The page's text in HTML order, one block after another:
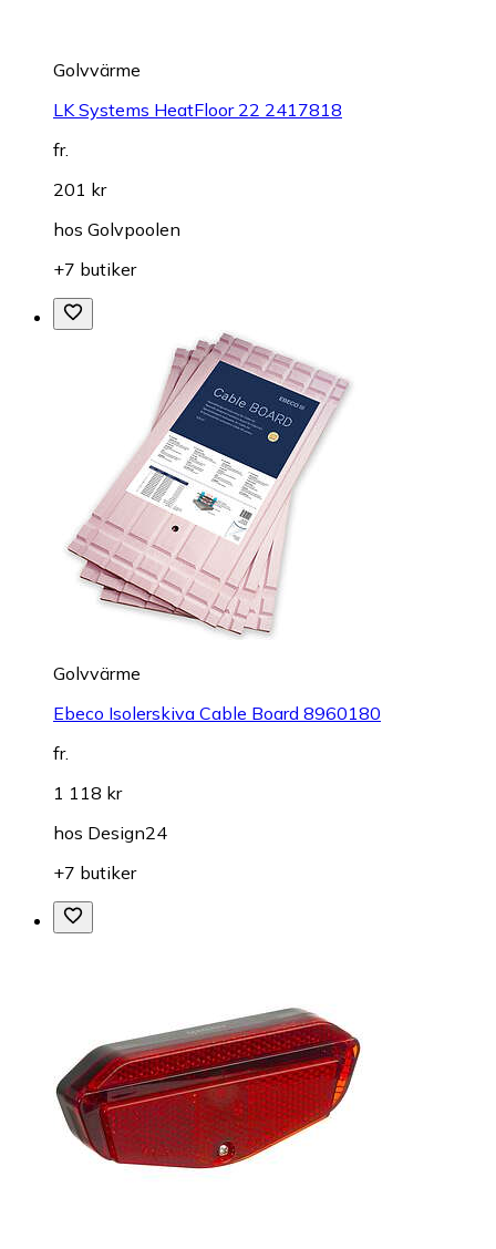
Golvvärme
LK Systems HeatFloor 22 2417818
fr.
201 kr
hos Golvpoolen
+7 butiker
Golvvärme
Ebeco Isolerskiva Cable Board 8960180
fr.
1 118 kr
hos Design24
+7 butiker